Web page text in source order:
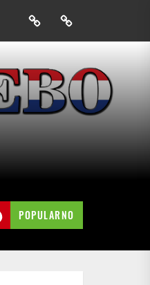
PrijavakSkini
mobilnu
Hrvatskog
neba
POPULARNO